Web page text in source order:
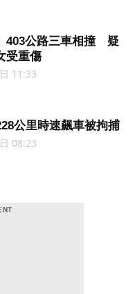
403公路三車相撞 疑
受重傷
11:33
公里時速飆車被拘捕
08:23